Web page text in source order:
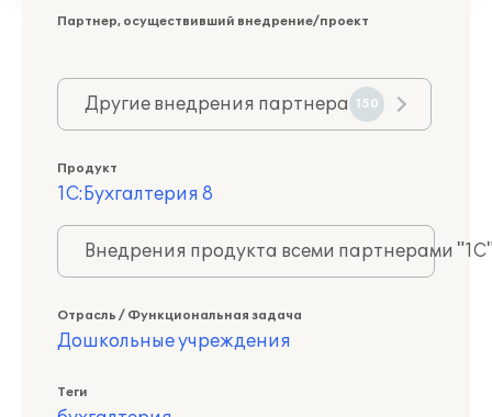
Партнер, осуществивший внедрение/проект
Другие внедрения партнера 150
Продукт
1С:Бухгалтерия 8
Внедрения продукта всеми партнерами
Отрасль / Функциональная задача
Дошкольные учреждения
Теги